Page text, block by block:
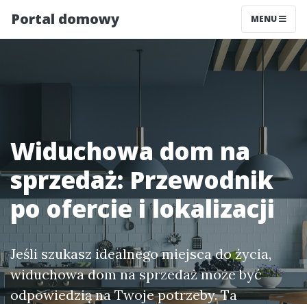
Portal domowy MENU
Widuchowa dom na
sprzedaż: Przewodnik
po ofercie i lokalizacji
Jeśli szukasz idealnego miejsca do życia,
widuchowa dom na sprzedaż może być
odpowiedzią na Twoje potrzeby. Ta